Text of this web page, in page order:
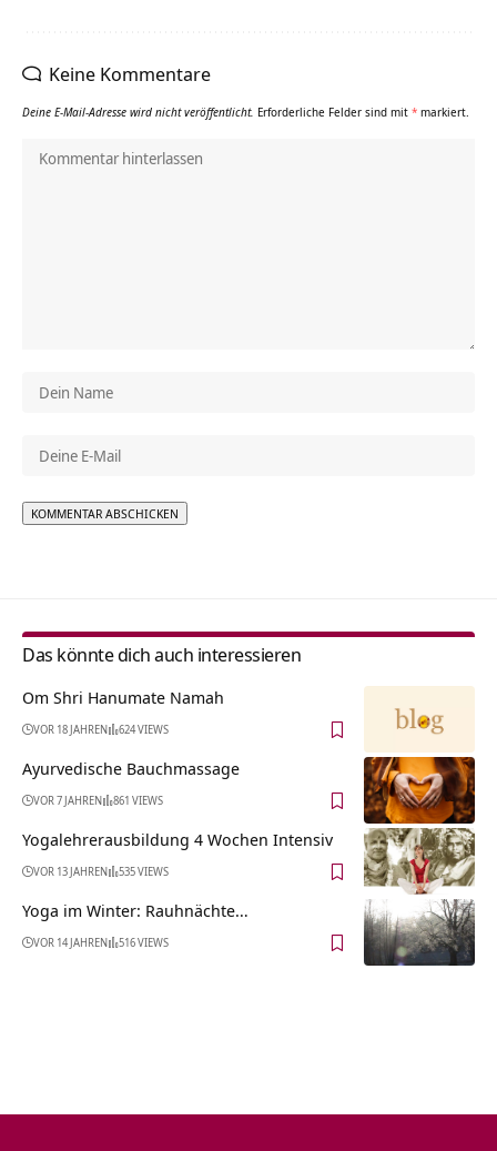
Keine Kommentare
Deine E-Mail-Adresse wird nicht veröffentlicht. Erforderliche Felder sind mit * markiert.
Das könnte dich auch interessieren
Om Shri Hanumate Namah
VOR 18 JAHREN 624 VIEWS
Ayurvedische Bauchmassage
VOR 7 JAHREN 861 VIEWS
Yogalehrerausbildung 4 Wochen Intensiv
VOR 13 JAHREN 535 VIEWS
Yoga im Winter: Rauhnächte…
VOR 14 JAHREN 516 VIEWS